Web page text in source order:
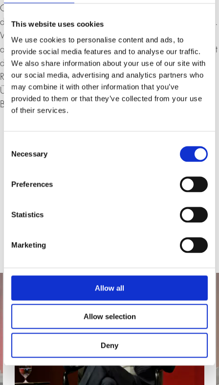
This website uses cookies
We use cookies to personalise content and ads, to
provide social media features and to analyse our traffic.
We also share information about your use of our site with
our social media, advertising and analytics partners who
may combine it with other information that you’ve
provided to them or that they’ve collected from your use
of their services.
Selection
Necessary
Preferences
Statistics
Marketing
Allow all
Allow selection
Deny
Generalversammlung unterbreitete es seinen Aktionären
den milliardenschweren Klima-Aktionsplan zur Abstimmung.
Was macht den Erfolg eines internationalen Unternehmens
aus? Welche Verantwortung ergibt sich daraus? Warum ist
der Konzern ständigen Angriffen ausgesetzt – gibt es ein
Rezept dagegen? Und wie steht der Präsident zur Politik?
Über diese Fragen unterhält sich Katja Gentinetta mit Paul
Bulcke.